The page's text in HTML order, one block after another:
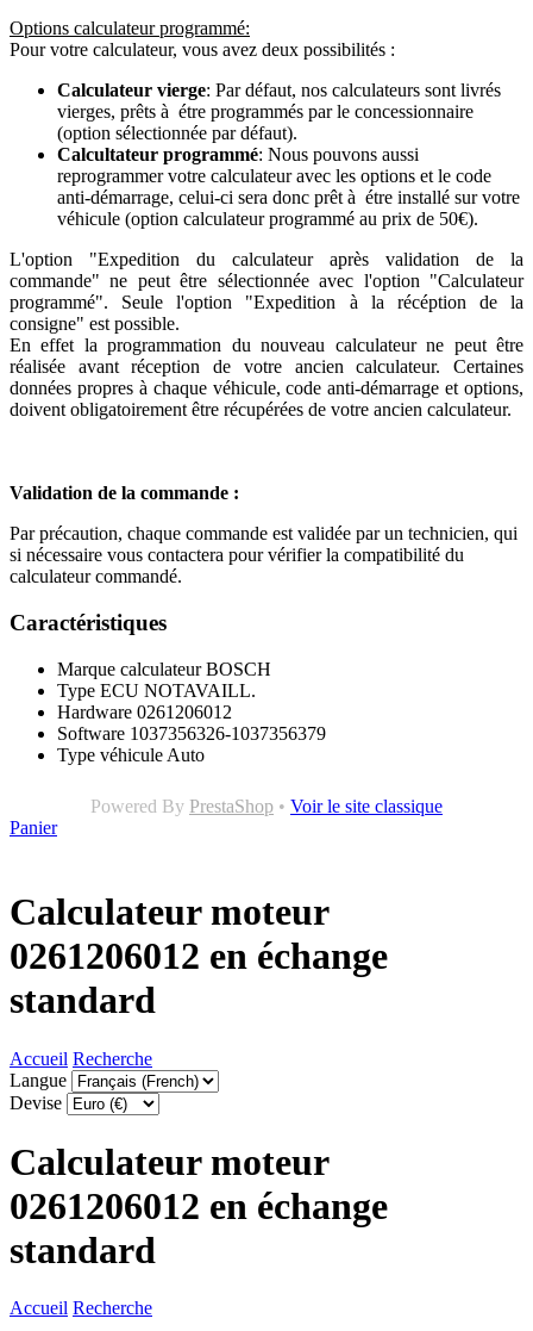
Options calculateur programmé:
Pour votre calculateur, vous avez deux possibilités :
Calculateur vierge: Par défaut, nos calculateurs sont livrés
vierges, prêts à étre programmés par le concessionnaire
(option sélectionnée par défaut).
Calcultateur programmé: Nous pouvons aussi
reprogrammer votre calculateur avec les options et le code
anti-démarrage, celui-ci sera donc prêt à étre installé sur votre
véhicule (option calculateur programmé au prix de 50€).
L'option "Expedition du calculateur après validation de la
commande" ne peut être sélectionnée avec l'option "Calculateur
programmé". Seule l'option "Expedition à la récéption de la
consigne" est possible.
En effet la programmation du nouveau calculateur ne peut être
réalisée avant réception de votre ancien calculateur. Certaines
données propres à chaque véhicule, code anti-démarrage et options,
doivent obligatoirement être récupérées de votre ancien calculateur.
Validation de la commande :
Par précaution, chaque commande est validée par un technicien, qui
si nécessaire vous contactera pour vérifier la compatibilité du
calculateur commandé.
Caractéristiques
Marque calculateur BOSCH
Type ECU NOTAVAILL.
Hardware 0261206012
Software 1037356326-1037356379
Type véhicule Auto
Powered By PrestaShop • Voir le site classique
Panier
Calculateur moteur
0261206012 en échange
standard
Accueil Recherche
Langue
Devise
Calculateur moteur
0261206012 en échange
standard
Accueil Recherche